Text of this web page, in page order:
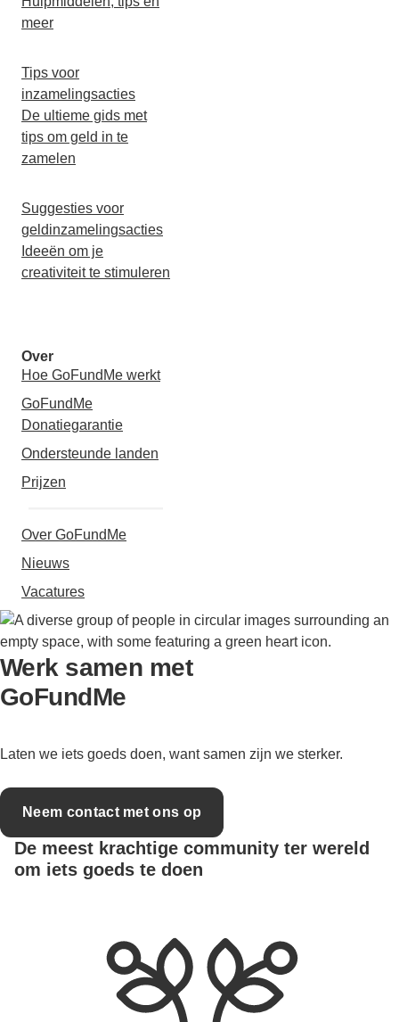
meer
Tips voor
inzamelingsacties
De ultieme gids met
tips om geld in te
zamelen
Suggesties voor
geldinzamelingsacties
Ideeën om je
creativiteit te stimuleren
Over
Hoe GoFundMe werkt
GoFundMe
Donatiegarantie
Ondersteunde landen
Prijzen
Over GoFundMe
Nieuws
Vacatures
Werk samen met
GoFundMe
Laten we iets goeds doen, want samen zijn we sterker.
Neem contact met ons op
De meest krachtige community ter wereld
om iets goeds te doen